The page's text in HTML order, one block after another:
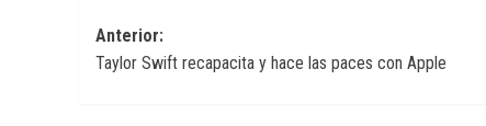
Navegación
de
Anterior:
Taylor Swift recapacita y hace las paces con Apple